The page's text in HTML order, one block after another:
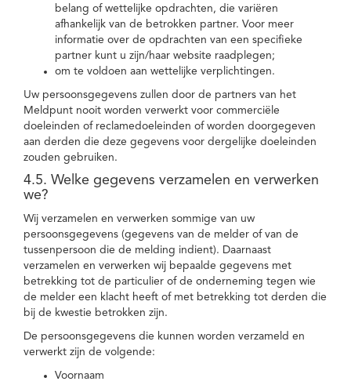
belang of wettelijke opdrachten, die variëren
afhankelijk van de betrokken partner. Voor meer
informatie over de opdrachten van een specifieke
partner kunt u zijn/haar website raadplegen;
om te voldoen aan wettelijke verplichtingen.
Uw persoonsgegevens zullen door de partners van het
Meldpunt nooit worden verwerkt voor commerciële
doeleinden of reclamedoeleinden of worden doorgegeven
aan derden die deze gegevens voor dergelijke doeleinden
zouden gebruiken.
4.5. Welke gegevens verzamelen en verwerken
we?
Wij verzamelen en verwerken sommige van uw
persoonsgegevens (gegevens van de melder of van de
tussenpersoon die de melding indient). Daarnaast
verzamelen en verwerken wij bepaalde gegevens met
betrekking tot de particulier of de onderneming tegen wie
de melder een klacht heeft of met betrekking tot derden die
bij de kwestie betrokken zijn.
De persoonsgegevens die kunnen worden verzameld en
verwerkt zijn de volgende:
Voornaam